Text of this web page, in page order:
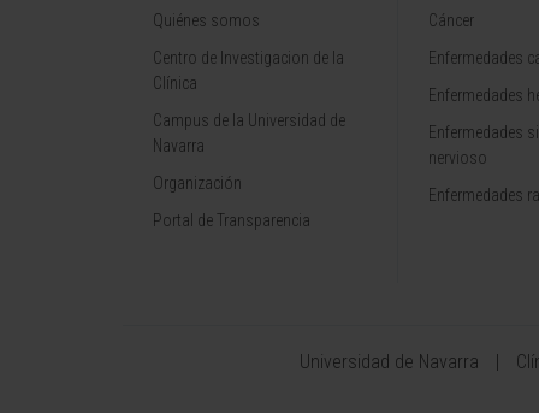
Quiénes somos
Centro de Investigacion de la
Clínica
Campus de la Universidad de
Navarra
Organización
Portal de Transparencia
Cáncer
Enfermedades
Enfermedades
Enfermedades
nervioso
Enfermedades
Universidad de Navarra